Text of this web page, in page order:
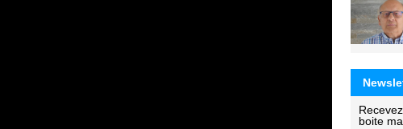
boite